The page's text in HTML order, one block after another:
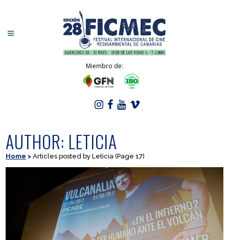
Miembro de:
AUTHOR: LETICIA
Home >Articles posted by Leticia (Page 17)